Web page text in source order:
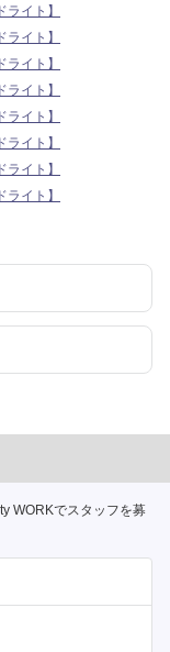
イト】
イト】
イト】
イト】
イト】
イト】
イト】
イト】
WORKでスタッフを募